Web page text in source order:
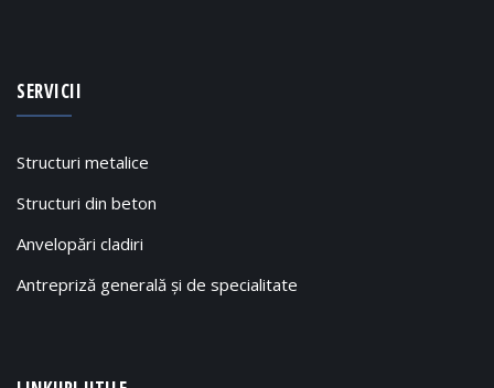
SERVICII
Structuri metalice
Structuri din beton
Anvelopări cladiri
Antrepriză generală și de specialitate